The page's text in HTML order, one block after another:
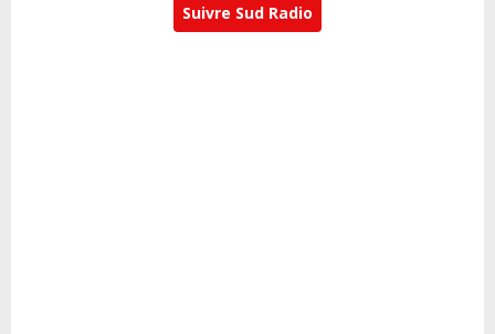
Suivre Sud Radio